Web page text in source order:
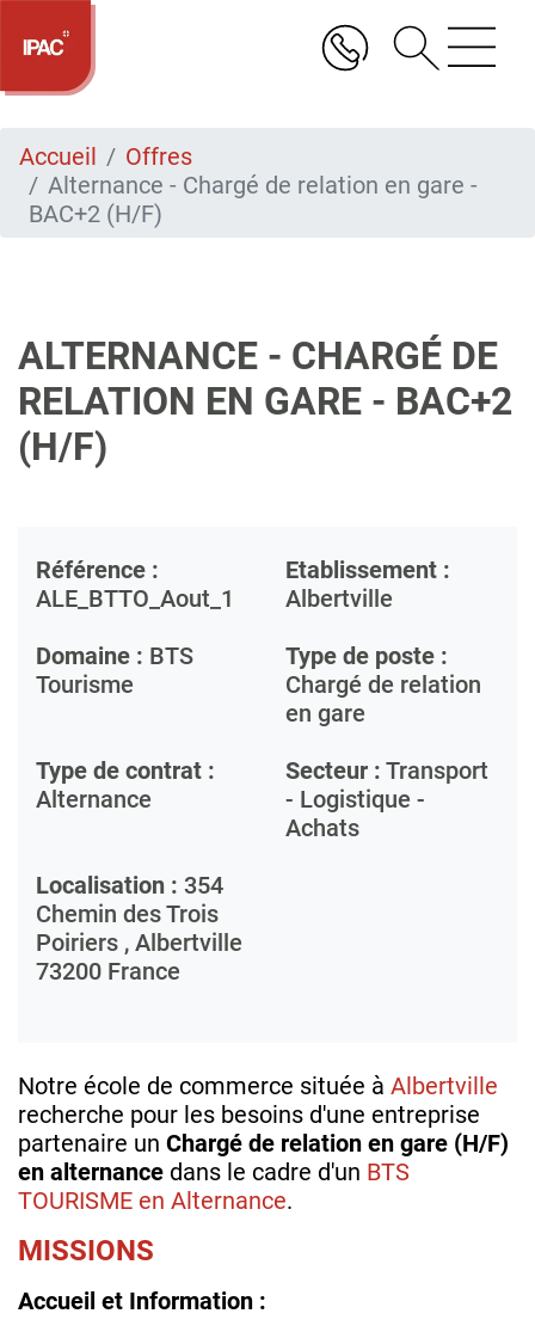
Aller
contenu
Accueil
Offres
Alternance - Chargé de relation en gare -
BAC+2 (H/F)
ALTERNANCE - CHARGÉ DE
RELATION EN GARE - BAC+2
(H/F)
Référence :
ALE_BTTO_Aout_1
Etablissement :
Albertville
Domaine : BTS
Tourisme
Type de poste :
Chargé de relation
en gare
Type de contrat :
Alternance
Secteur : Transport
- Logistique -
Achats
Localisation : 354
Chemin des Trois
Poiriers , Albertville
73200 France
Notre école de commerce située à Albertville
recherche pour les besoins d'une entreprise
partenaire un Chargé de relation en gare (H/F)
en alternance dans le cadre d'un BTS
TOURISME en Alternance.
MISSIONS
Accueil et Information :